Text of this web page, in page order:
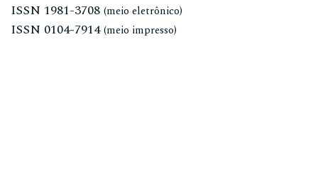
ISSN 1981-3708 (meio eletrônico)
ISSN 0104-7914 (meio impresso)